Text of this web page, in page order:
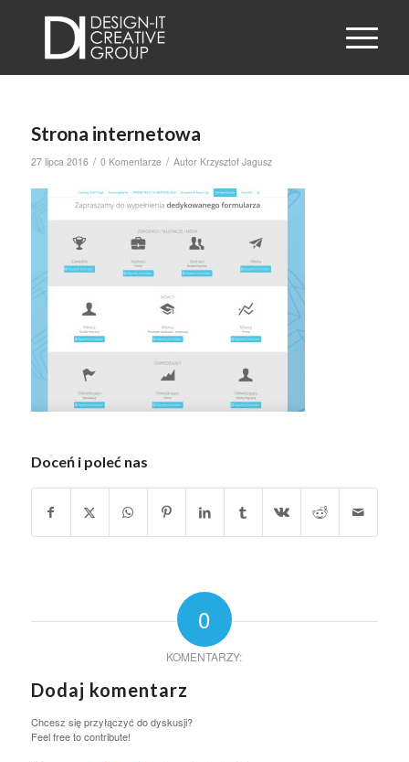
Strona internetowa
27 lipca 2016 / 0 Komentarze / Autor Krzysztof Jagusz
Doceń i poleć nas
0
KOMENTARZY:
Dodaj komentarz
Chcesz się przyłączyć do dyskusji?
Feel free to contribute!